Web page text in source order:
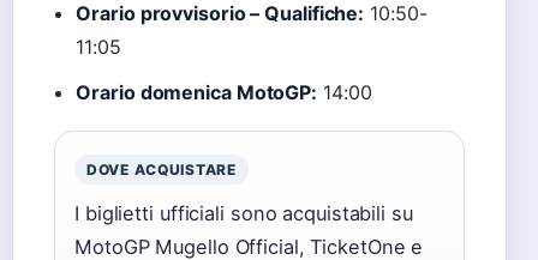
Orario provvisorio – Qualifiche: 10:50-
11:05
Orario domenica MotoGP: 14:00
DOVE ACQUISTARE
I biglietti ufficiali sono acquistabili su
MotoGP Mugello Official, TicketOne e